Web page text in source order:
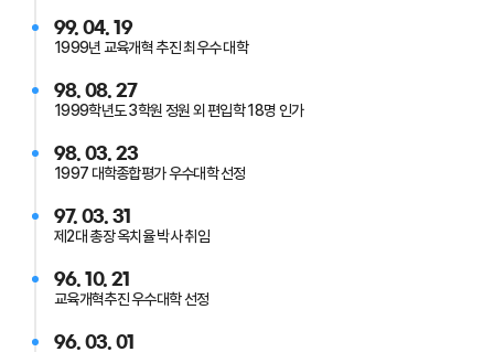
99. 04. 19
1999년 교육개혁 추진 최우수 대학
98. 08. 27
1999학년도 3학원 정원 외 편입학 18명 인가
98. 03. 23
1997 대학종합평가 우수대학 선정
97. 03. 31
제2대 총장 옥치율 박사 취임
96. 10. 21
교육개혁추진 우수대학 선정
96. 03. 01